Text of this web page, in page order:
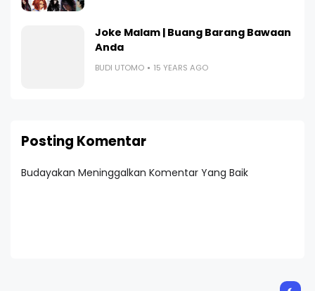
Joke Malam | Buang Barang Bawaan
Anda
BUDI UTOMO 15 YEARS AGO
Posting Komentar
Budayakan Meninggalkan Komentar Yang Baik